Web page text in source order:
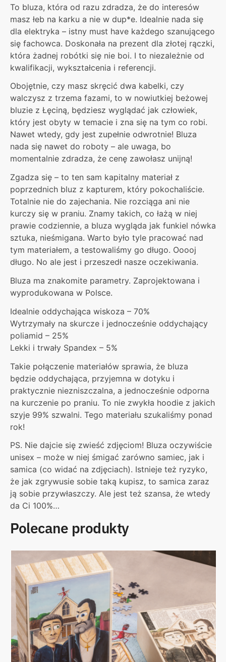
To bluza, która od razu zdradza, że do interesów
masz łeb na karku a nie w dup*e. Idealnie nada się
dla elektryka – istny must have każdego szanującego
się fachowca. Doskonała na prezent dla złotej rączki,
która żadnej robótki się nie boi. I to niezależnie od
kwalifikacji, wykształcenia i referencji.
Obojętnie, czy masz skręcić dwa kabelki, czy
walczysz z trzema fazami, to w nowiutkiej beżowej
bluzie z Łęciną, będziesz wyglądać jak człowiek,
który jest obyty w temacie i zna się na tym co robi.
Nawet wtedy, gdy jest zupełnie odwrotnie! Bluza
nada się nawet do roboty – ale uwaga, bo
momentalnie zdradza, że cenę zawołasz unijną!
Zgadza się – to ten sam kapitalny materiał z
poprzednich bluz z kapturem, który pokochaliście.
Totalnie nie do zajechania. Nie rozciąga ani nie
kurczy się w praniu. Znamy takich, co łażą w niej
prawie codziennie, a bluza wygląda jak funkiel nówka
sztuka, nieśmigana. Warto było tyle pracować nad
tym materiałem, a testowaliśmy go długo. Ooooj
długo. No ale jest i przeszedł nasze oczekiwania.
Bluza ma znakomite parametry. Zaprojektowana i
wyprodukowana w Polsce.
Idealnie oddychająca wiskoza – 70%
Wytrzymały na skurcze i jednocześnie oddychający
poliamid – 25%
Lekki i trwały Spandex – 5%
Takie połączenie materiałów sprawia, że bluza
będzie oddychająca, przyjemna w dotyku i
praktycznie niezniszczalna, a jednocześnie odporna
na kurczenie po praniu. To nie zwykła hoodie z jakich
szyje 99% szwalni. Tego materiału szukaliśmy ponad
rok!
PS. Nie dajcie się zwieść zdjęciom! Bluza oczywiście
unisex – może w niej śmigać zarówno samiec, jak i
samica (co widać na zdjęciach). Istnieje też ryzyko,
że jak zgrywusie sobie taką kupisz, to samica zaraz
ją sobie przywłaszczy. Ale jest też szansa, że wtedy
da Ci 100%…
Polecane produkty